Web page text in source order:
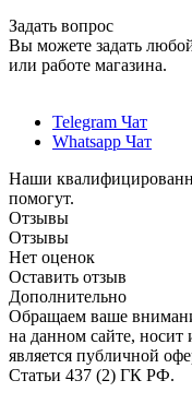
Задать вопрос
Вы можете задать
или работе магазина.
Telegram Чат
Whatsapp Чат
Наши
помогут.
Отзывы
Отзывы
Нет оценок
Оставить отзыв
Дополнительно
Обращаем ваше
на данном сайте,
является публичной
Статьи 437 (2) ГК РФ.